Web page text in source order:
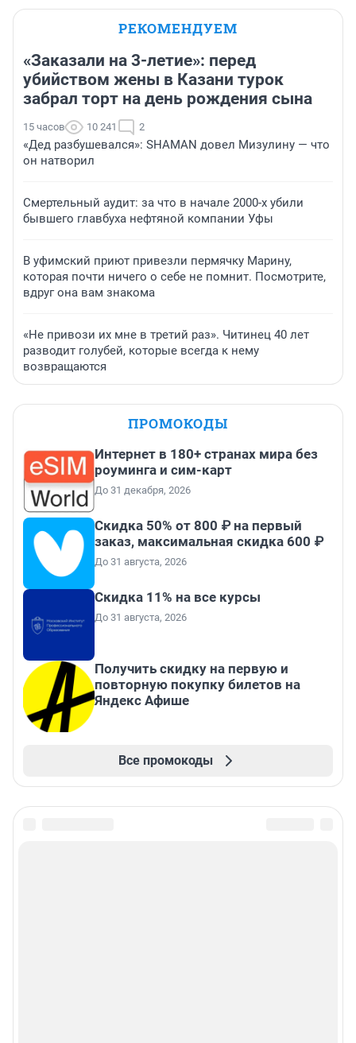
РЕКОМЕНДУЕМ
«Заказали на 3-летие»: перед
убийством жены в Казани турок
забрал торт на день рождения сына
15 часов 10 241 2
«Дед разбушевался»: SHAMAN довел Мизулину — что
он натворил
Смертельный аудит: за что в начале 2000-х убили
бывшего главбуха нефтяной компании Уфы
В уфимский приют привезли пермячку Марину,
которая почти ничего о себе не помнит. Посмотрите,
вдруг она вам знакома
«Не привози их мне в третий раз». Читинец 40 лет
разводит голубей, которые всегда к нему
возвращаются
ПРОМОКОДЫ
Интернет в 180+ странах мира без
роуминга и сим-карт
До 31 декабря, 2026
Скидка 50% от 800 ₽ на первый
заказ, максимальная скидка 600 ₽
До 31 августа, 2026
Скидка 11% на все курсы
До 31 августа, 2026
Получить скидку на первую и
повторную покупку билетов на
Яндекс Афише
Все промокоды